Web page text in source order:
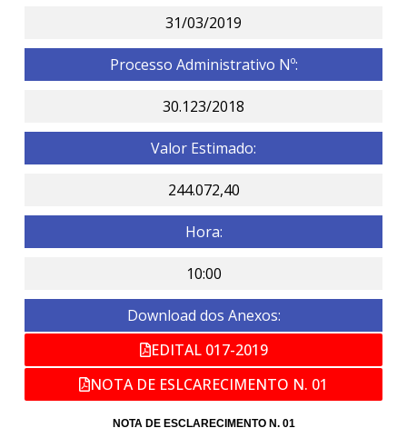
31/03/2019
Processo Administrativo Nº:
30.123/2018
Valor Estimado:
244.072,40
Hora:
10:00
Download dos Anexos:
EDITAL 017-2019
NOTA DE ESLCARECIMENTO N. 01
NOTA DE ESCLARECIMENTO N. 01